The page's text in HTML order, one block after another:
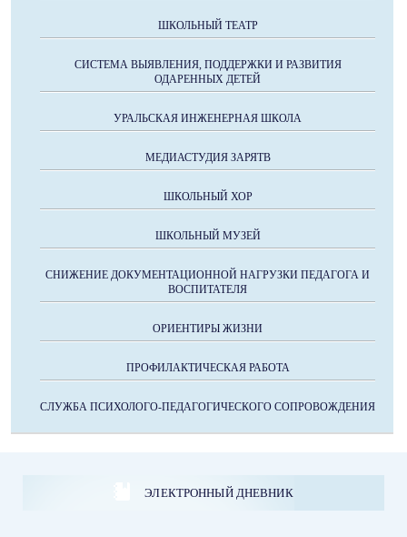
ШКОЛЬНЫЙ ТЕАТР
СИСТЕМА ВЫЯВЛЕНИЯ, ПОДДЕРЖКИ И РАЗВИТИЯ
ОДАРЕННЫХ ДЕТЕЙ
УРАЛЬСКАЯ ИНЖЕНЕРНАЯ ШКОЛА
МЕДИАСТУДИЯ ЗАРЯТВ
ШКОЛЬНЫЙ ХОР
ШКОЛЬНЫЙ МУЗЕЙ
СНИЖЕНИЕ ДОКУМЕНТАЦИОННОЙ НАГРУЗКИ ПЕДАГОГА И
ВОСПИТАТЕЛЯ
ОРИЕНТИРЫ ЖИЗНИ
ПРОФИЛАКТИЧЕСКАЯ РАБОТА
СЛУЖБА ПСИХОЛОГО-ПЕДАГОГИЧЕСКОГО СОПРОВОЖДЕНИЯ
ЭЛЕКТРОННЫЙ ДНЕВНИК